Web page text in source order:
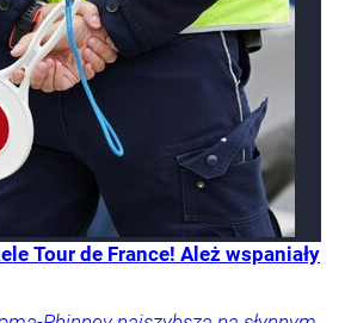
Tour de France! Ależ wspaniały